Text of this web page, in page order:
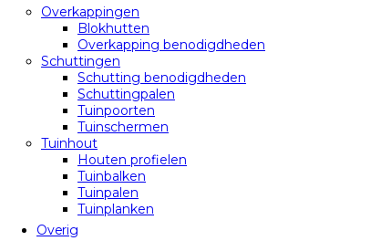
Overkappingen
Blokhutten
Overkapping benodigdheden
Schuttingen
Schutting benodigdheden
Schuttingpalen
Tuinpoorten
Tuinschermen
Tuinhout
Houten profielen
Tuinbalken
Tuinpalen
Tuinplanken
Overig